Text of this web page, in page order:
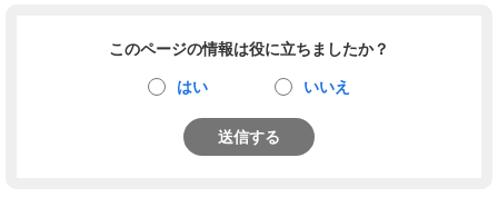
このページの情報は役に立ちましたか？
はい いいえ
送信する